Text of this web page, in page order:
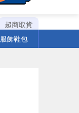
超商取貨
服飾鞋包